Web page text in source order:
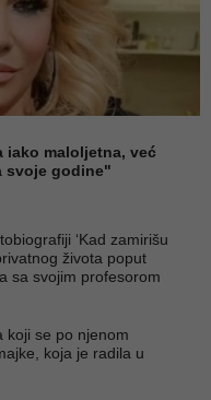
iako maloljetna, već
svoje godine"
‘Kad zamirišu
života poput
sa svojim profesorom
koji se po njenom
koja je radila u